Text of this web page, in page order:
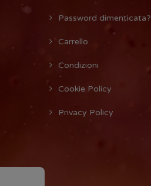
Password dimenticata?
Carrello
Condizioni
Cookie Policy
Privacy Policy